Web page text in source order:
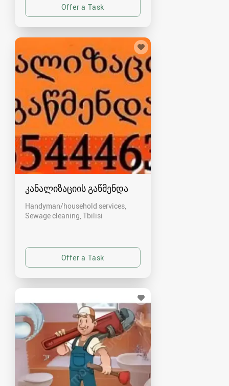
კანალიზაციის გაწმენდა
Handyman/household services,
Sewage cleaning Tbilisi